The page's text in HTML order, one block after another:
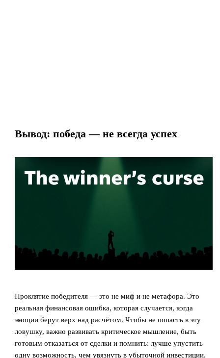
Вывод: победа — не всегда успех
Проклятие победителя — это не миф и не метафора. Это
реальная финансовая ошибка, которая случается, когда
эмоции берут верх над расчётом. Чтобы не попасть в эту
ловушку, важно развивать критическое мышление, быть
готовым отказаться от сделки и помнить: лучше упустить
одну возможность, чем увязнуть в убыточной инвестиции.